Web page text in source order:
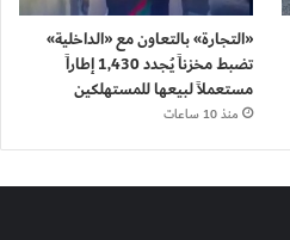
«التجارة» بالتعاون مع «الداخلية»
تضبط مخزناً يُجدد 1,430 إطاراً
مستعملاً لبيعها للمستهلكين
منذ 10 ساعات